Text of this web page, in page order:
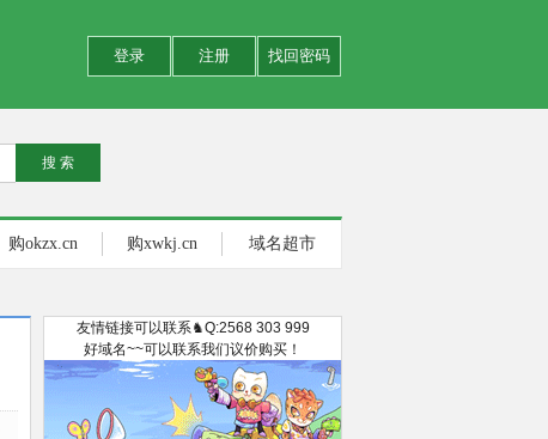
登录 注册 找回密码
购okzx.cn 购xwkj.cn 域名超市
友情链接可以联系♞Q:2568 303 999
好域名~~可以联系我们议价购买！